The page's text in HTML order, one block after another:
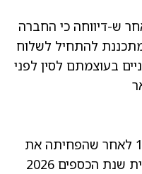
דיווחה כי החברה
להתחיל לשלוח
בעוצמתם לסין לפני
) יורדת ב-1% לאחר שהפחיתה את
תחזית הרבעון הרביעי ואת תחזית שנת הכספים 2026